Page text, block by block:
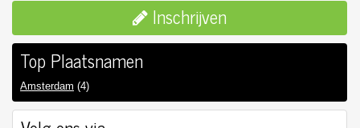
Inschrijven
Top Plaatsnamen
Amsterdam (4)